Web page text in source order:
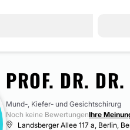
PROF. DR.
Mund-, Kiefer- und Gesichtschirurg
Noch keine BewertungenIhre
Landsberger Allee 117 a, Berlin,